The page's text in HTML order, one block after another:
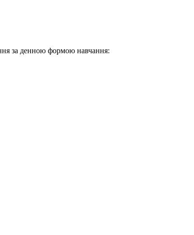
за денною формою навчання: